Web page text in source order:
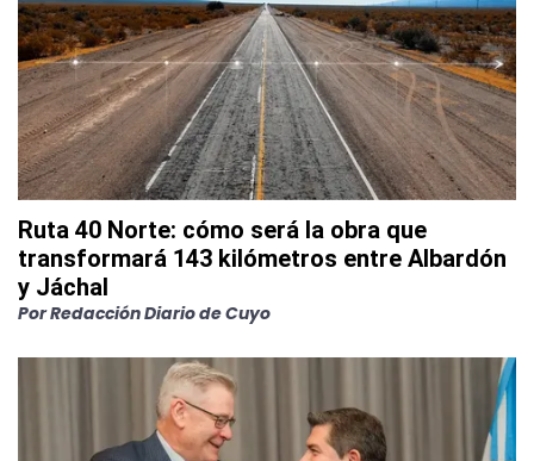
Ruta 40 Norte: cómo será la obra que
transformará 143 kilómetros entre Albardón
y Jáchal
PorRedacción Diario de Cuyo